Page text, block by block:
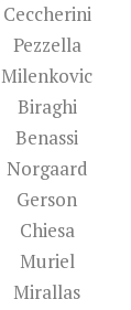
Ceccherini
Pezzella
Milenkovic
Biraghi
Benassi
Norgaard
Gerson
Chiesa
Muriel
Mirallas